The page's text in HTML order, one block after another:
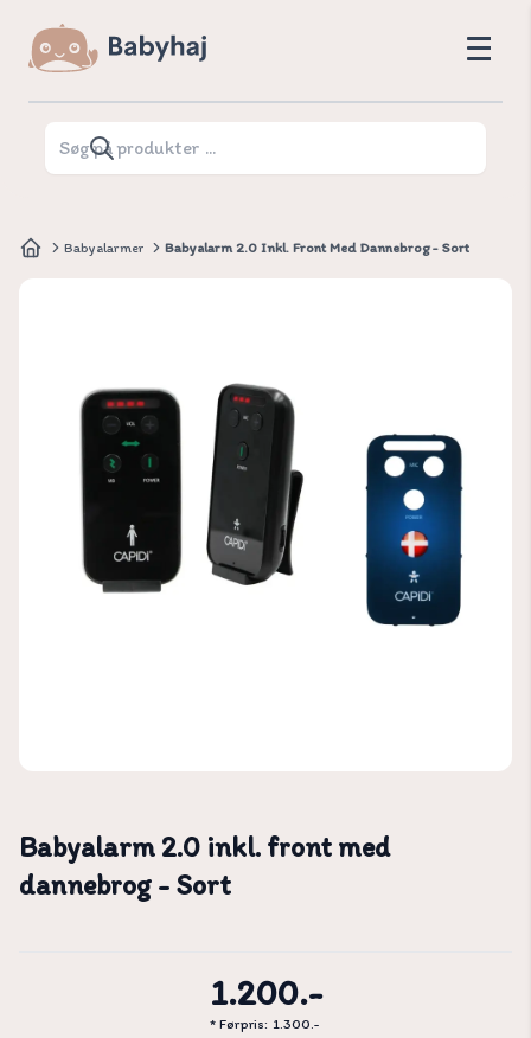
Babyalarmer Babyalarm 2.0 Inkl. Front Med Dannebrog - Sort
Babyalarm 2.0 inkl. front med
dannebrog - Sort
1.200.-
* Førpris: 1.300.-